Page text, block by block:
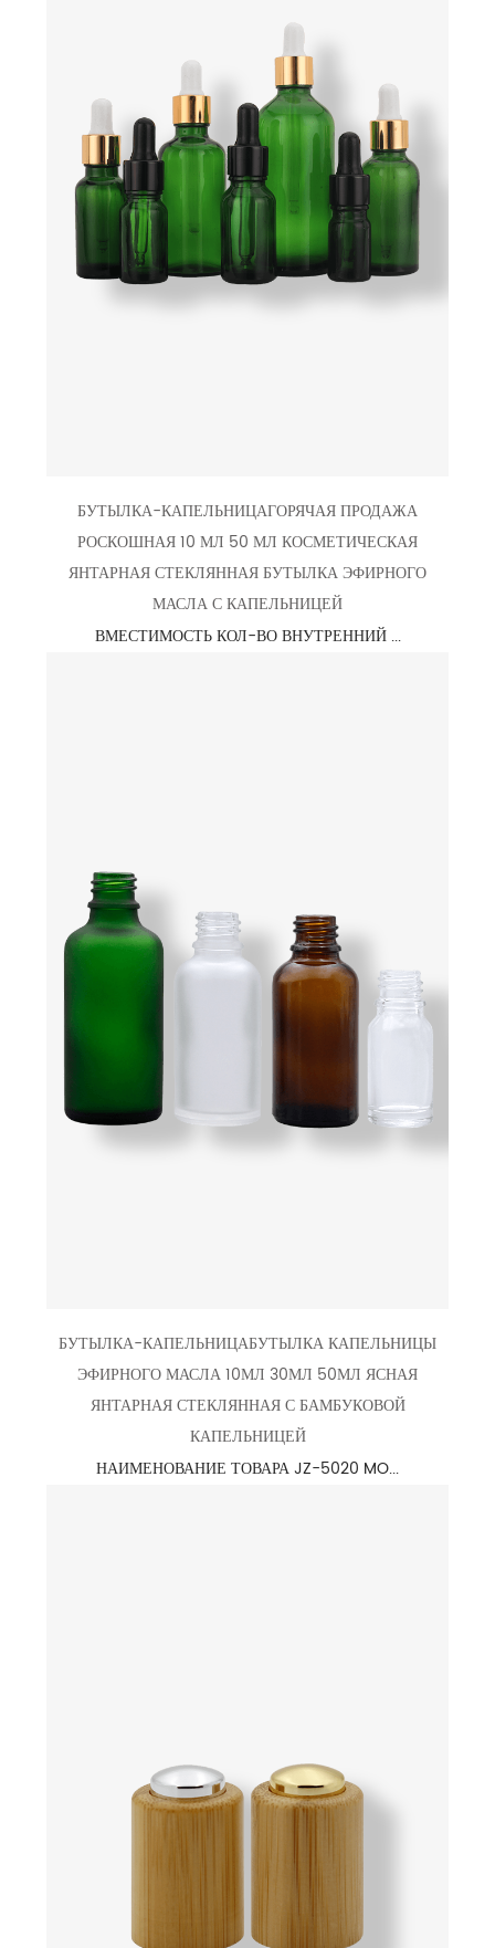
БУТЫЛКА-КАПЕЛЬНИЦАГОРЯЧАЯ ПРОДАЖА
РОСКОШНАЯ 10 МЛ 50 МЛ КОСМЕТИЧЕСКАЯ
ЯНТАРНАЯ СТЕКЛЯННАЯ БУТЫЛКА ЭФИРНОГО
МАСЛА С КАПЕЛЬНИЦЕЙ
ВМЕСТИМОСТЬ КОЛ-ВО ВНУТРЕННИЙ ...
БУТЫЛКА-КАПЕЛЬНИЦАБУТЫЛКА КАПЕЛЬНИЦЫ
ЭФИРНОГО МАСЛА 10МЛ 30МЛ 50МЛ ЯСНАЯ
ЯНТАРНАЯ СТЕКЛЯННАЯ С БАМБУКОВОЙ
КАПЕЛЬНИЦЕЙ
НАИМЕНОВАНИЕ ТОВАРА JZ-5020 MO...